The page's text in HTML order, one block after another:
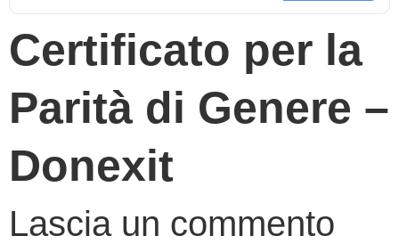
Certificato per la
Parità di Genere –
Donexit
Lascia un commento